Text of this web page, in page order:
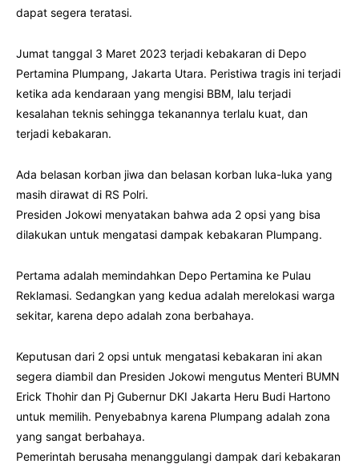
dapat segera teratasi.
Jumat tanggal 3 Maret 2023 terjadi kebakaran di Depo
Pertamina Plumpang, Jakarta Utara. Peristiwa tragis ini terjadi
ketika ada kendaraan yang mengisi BBM, lalu terjadi
kesalahan teknis sehingga tekanannya terlalu kuat, dan
terjadi kebakaran.
Ada belasan korban jiwa dan belasan korban luka-luka yang
masih dirawat di RS Polri.
Presiden Jokowi menyatakan bahwa ada 2 opsi yang bisa
dilakukan untuk mengatasi dampak kebakaran Plumpang.
Pertama adalah memindahkan Depo Pertamina ke Pulau
Reklamasi. Sedangkan yang kedua adalah merelokasi warga
sekitar, karena depo adalah zona berbahaya.
Keputusan dari 2 opsi untuk mengatasi kebakaran ini akan
segera diambil dan Presiden Jokowi mengutus Menteri BUMN
Erick Thohir dan Pj Gubernur DKI Jakarta Heru Budi Hartono
untuk memilih. Penyebabnya karena Plumpang adalah zona
yang sangat berbahaya.
Pemerintah berusaha menanggulangi dampak dari kebakaran